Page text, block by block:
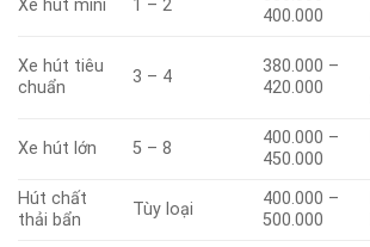
Xe hút mini 1 – 2
400.000
Xe hút tiêu
chuẩn
3 – 4
380.000 –
420.000
Xe hút lớn 5 – 8
400.000 –
450.000
Hút chất
thải bẩn
Tùy loại
400.000 –
500.000